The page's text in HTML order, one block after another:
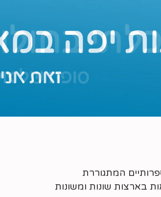
המתגוררת
בארצות שונות ומשונות